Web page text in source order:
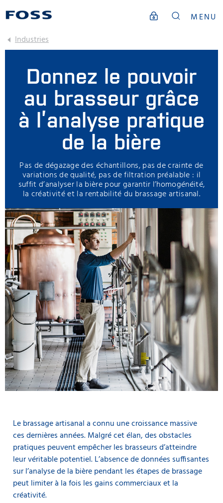
MENU
Industries
Donnez le pouvoir
au brasseur grâce
à l’analyse pratique
de la bière
Pas de dégazage des échantillons, pas de crainte de
variations de qualité, pas de filtration préalable : il
suffit d’analyser la bière pour garantir l’homogénéité,
la créativité et la rentabilité du brassage artisanal.
Le brassage artisanal a connu une croissance massive
ces dernières années. Malgré cet élan, des obstacles
pratiques peuvent empêcher les brasseurs d’atteindre
leur véritable potentiel. L’absence de données suffisantes
sur l’analyse de la bière pendant les étapes de brassage
peut limiter à la fois les gains commerciaux et la
créativité.